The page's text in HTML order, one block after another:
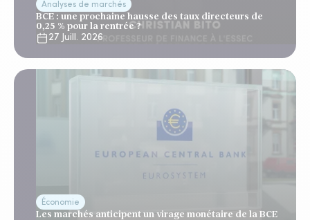
Analyses de marchés
BCE : une prochaine hausse des taux directeurs de
0,25 % pour la rentrée ?
27 Juill. 2026
Économie
Les marchés anticipent un virage monétaire de la BCE